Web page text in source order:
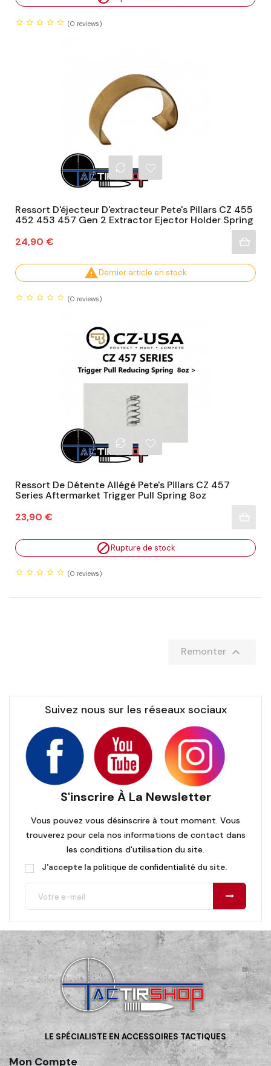
(0 reviews)
Ressort D'éjecteur D'extracteur Pete's Pillars CZ 455
452 453 457 Gen 2 Extractor Ejector Holder Spring
Prix
24,90 €
Dernier article en stock
(0 reviews)
Ressort De Détente Allégé Pete's Pillars CZ 457
Series Aftermarket Trigger Pull Spring 8oz
Prix
23,90 €
Rupture de stock
(0 reviews)
Remonter 
Suivez nous sur les réseaux sociaux
S'inscrire À La Newsletter
Vous pouvez vous désinscrire à tout moment. Vous
trouverez pour cela nos informations de contact dans
les conditions d'utilisation du site.
J'accepte la politique de confidentialité du site.
LE SPÉCIALISTE EN ACCESSOIRES TACTIQUES
Mon Compte